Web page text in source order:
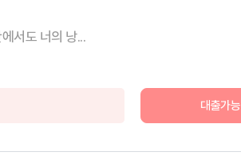
서도 너의 낭...
대출가능